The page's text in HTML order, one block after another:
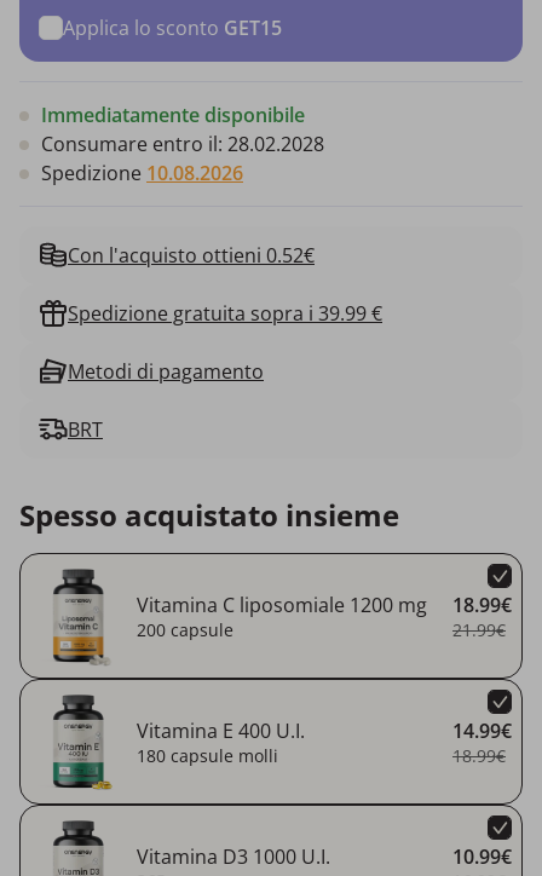
Applica lo sconto GET15
Immediatamente disponibile
Consumare entro il: 28.02.2028
Spedizione 10.08.2026
Con l'acquisto ottieni 0.52€
Spedizione gratuita sopra i 39.99 €
Metodi di pagamento
BRT
Spesso acquistato insieme
Vitamina C liposomiale 1200 mg
200 capsule
18.99€
21.99€
Vitamina E 400 U.I.
180 capsule molli
14.99€
18.99€
Vitamina D3 1000 U.I. 10.99€